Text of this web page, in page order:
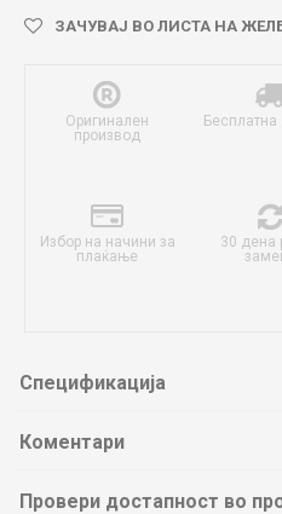
ЗАЧУВАЈ ВО ЛИСТА НА
Оригинален
производ
Бесплатна
Избор на начини за
плаќање
30 дена
Спецификација
Коментари
Провери достапност во